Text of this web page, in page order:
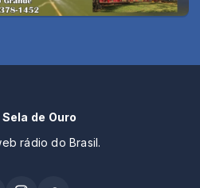
Sela de Ouro
rádio do Brasil.